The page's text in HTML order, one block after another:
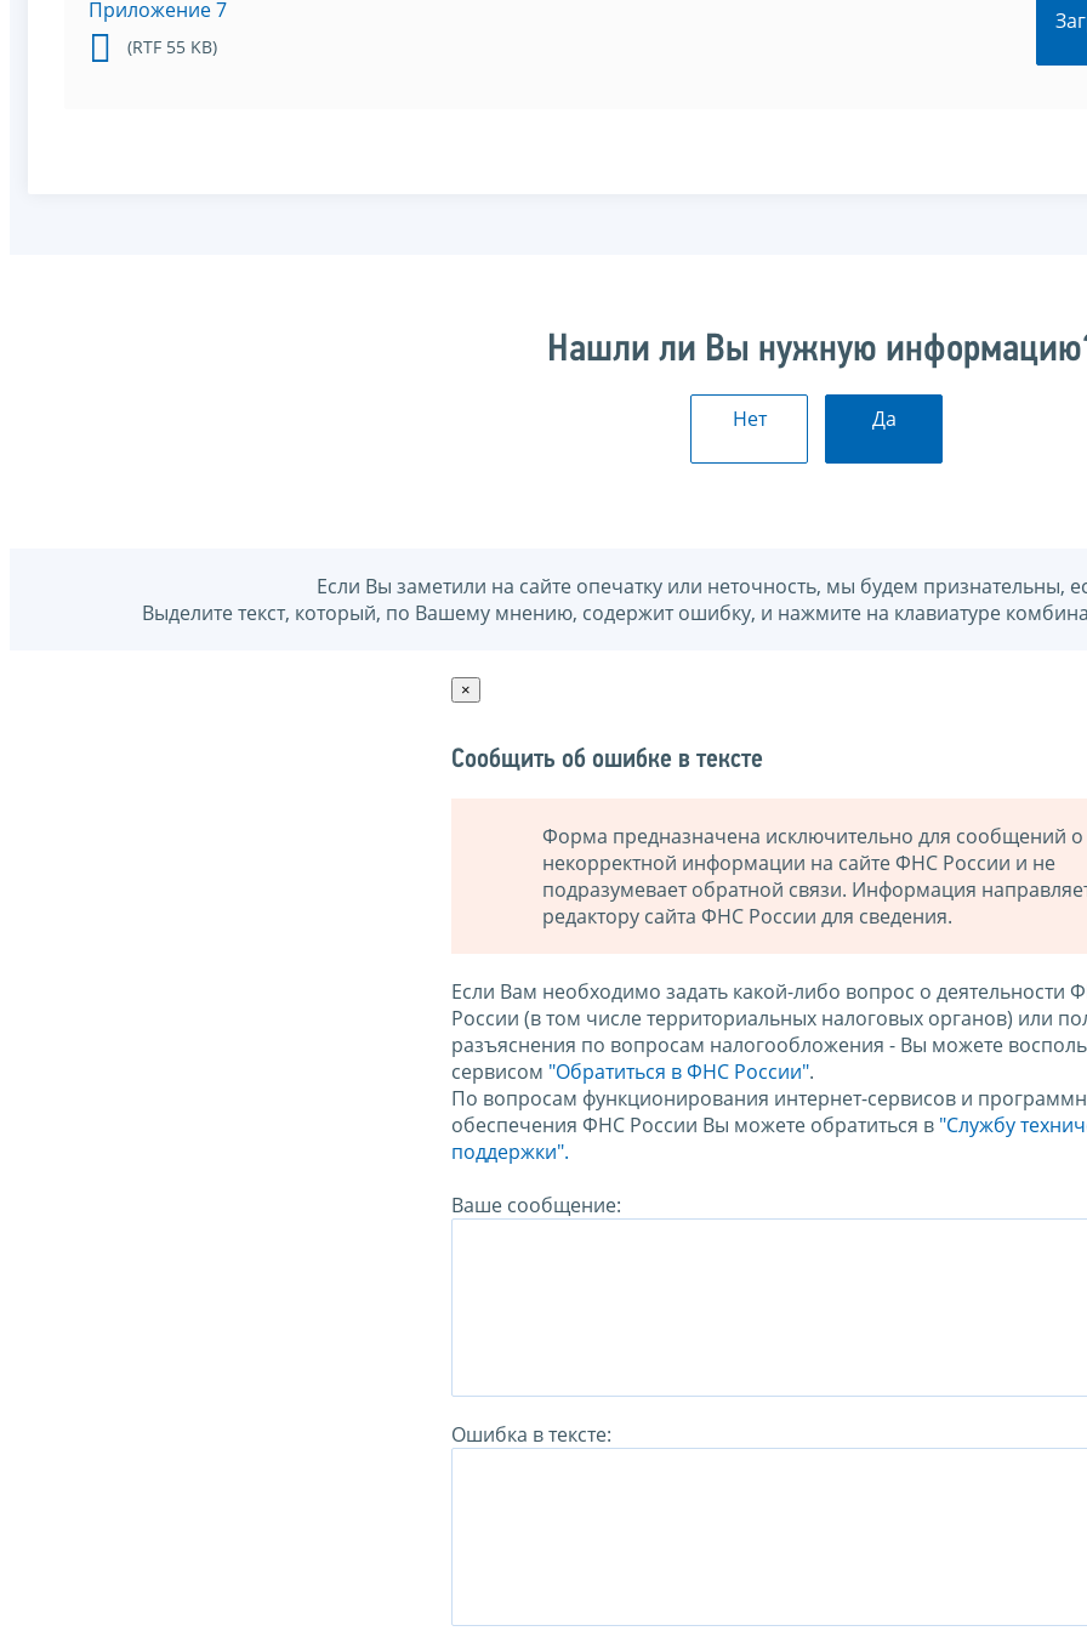
Приложение 7
(RTF 55 KB)
Нашли ли Вы нужную
Нет Да
Если Вы заметили на сайте опечатку или неточность, мы будем признательны,
Выделите текст, который, по Вашему мнению, содержит ошибку, и нажмите на клавиатуре
×
Сообщить об ошибке в тексте
Форма предназначена исключительно для сообщений о
некорректной информации на сайте ФНС России и не
подразумевает обратной связи. Информация
редактору сайта ФНС России для сведения.
Если Вам необходимо задать какой-либо вопрос о деятельности
России (в том числе территориальных налоговых органов) или
разъяснения по вопросам налогообложения - Вы можете
сервисом "Обратиться в ФНС России".
По вопросам функционирования интернет-сервисов и
обеспечения ФНС России Вы можете обратиться в "Службу
поддержки".
Ваше сообщение:
Ошибка в тексте: